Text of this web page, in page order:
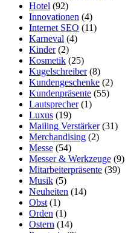
Hotel (92)
Innovationen (4)
Internet SEO (11)
Karneval (4)
Kinder(2)
Kosmetik (25)
Kugelschreiber(8)
Kundengeschenke (2)
Kundenpräsente (55)
Lautsprecher(1)
Luxus (19)
Mailing Verstärker(31)
Merchandising (2)
Messe (54)
Messer & Werkzeuge (9)
Mitarbeiterpräsente (39)
Musik (5)
Neuheiten (14)
Obst (1)
Orden (1)
Ostern (14)